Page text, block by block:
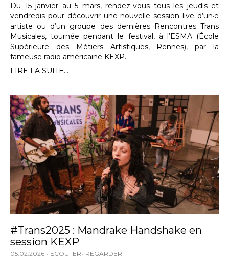
Du 15 janvier au 5 mars, rendez-vous tous les jeudis et
vendredis pour découvrir une nouvelle session live d’un·e
artiste ou d’un groupe des dernières Rencontres Trans
Musicales, tournée pendant le festival, à l’ESMA (École
Supérieure des Métiers Artistiques, Rennes), par la
fameuse radio américaine KEXP.
LIRE LA SUITE...
#Trans2025 : Mandrake Handshake en
session KEXP
05.02.2026 ECOUTER REGARDER